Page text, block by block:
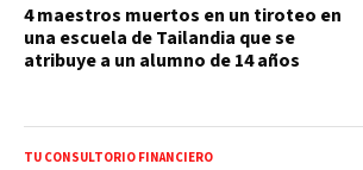
4 maestros muertos en un tiroteo en
una escuela de Tailandia que se
atribuye a un alumno de 14 años
TU CONSULTORIO FINANCIERO